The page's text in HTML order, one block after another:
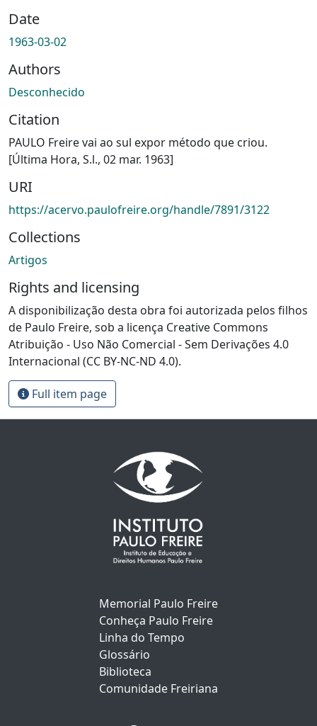
Date
1963-03-02
Authors
Desconhecido
Citation
PAULO Freire vai ao sul expor método que criou.
[Última Hora, S.l., 02 mar. 1963]
URI
https://acervo.paulofreire.org/handle/7891/3122
Collections
Artigos
Rights and licensing
A disponibilização desta obra foi autorizada pelos filhos
de Paulo Freire, sob a licença Creative Commons
Atribuição - Uso Não Comercial - Sem Derivações 4.0
Internacional (CC BY-NC-ND 4.0).
Full item page
Memorial Paulo Freire
Conheça Paulo Freire
Linha do Tempo
Glossário
Biblioteca
Comunidade Freiriana